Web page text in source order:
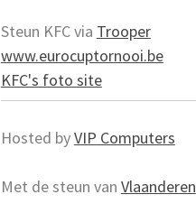
Steun KFC via Trooper
www.eurocuptornooi.be
KFC's foto site
Hosted byVIP Computers
Met de steun van Vlaanderen